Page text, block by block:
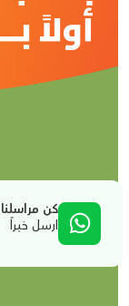
كن
ارسل خبراً